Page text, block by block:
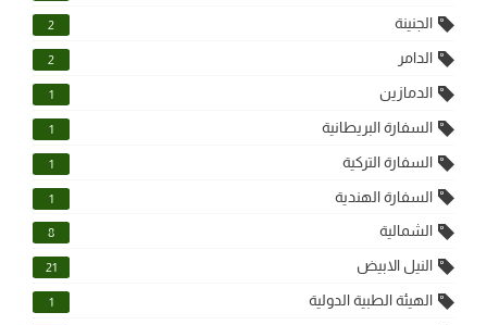
الجنينة 2
الدامر 2
الدمازين 1
السفارة البريطانية 1
السفارة التركية 1
السفارة الهندية 1
الشمالية 8
النيل الابيض 21
الهيئة الطبية الدولية 1